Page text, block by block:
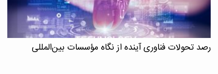
رصد تحولات فناوری آینده از نگاه مؤسسات بین‌المللی